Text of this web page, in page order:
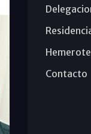
Contacto